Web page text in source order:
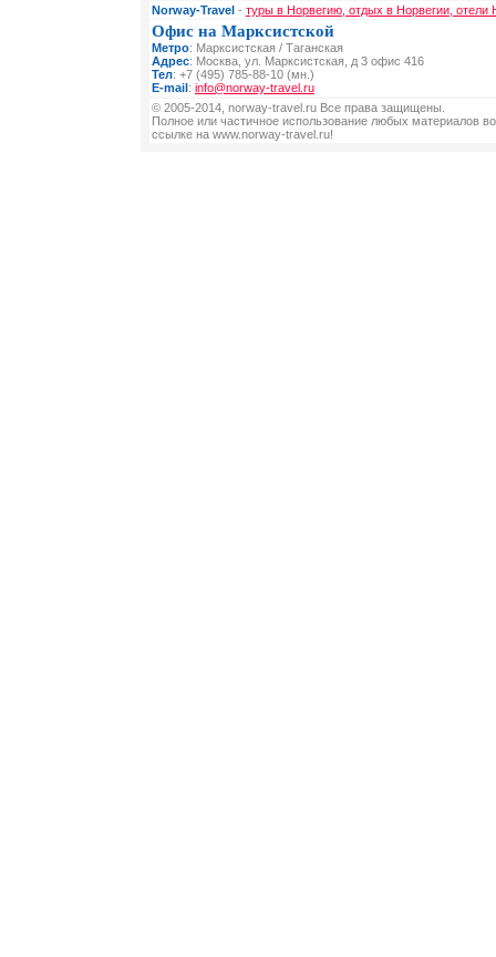
Norway-Travel - туры в Норвегию, отдых в Норвегии, отели
Офис на Марксистской
Метро: Марксистская / Таганская
Адрес: Москва, ул. Марксистская, д 3 офис 416
Тел: +7 (495) 785-88-10 (мн.)
E-mail: info@norway-travel.ru
© 2005-2014, norway-travel.ru Все права защищены.
Полное или частичное использование любых материалов
ссылке на www.norway-travel.ru!